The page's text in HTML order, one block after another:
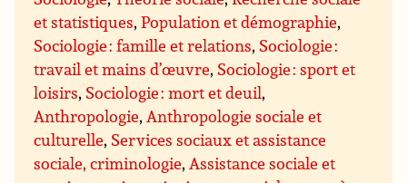
et statistiques,Population et démographie,
Sociologie : famille et relations, Sociologie :
travail et mains d’œuvre, Sociologie : sport et
loisirs, Sociologie : mort et deuil,
Anthropologie,Anthropologie sociale et
culturelle, Services sociaux et assistance
sociale, criminologie,Assistance sociale et